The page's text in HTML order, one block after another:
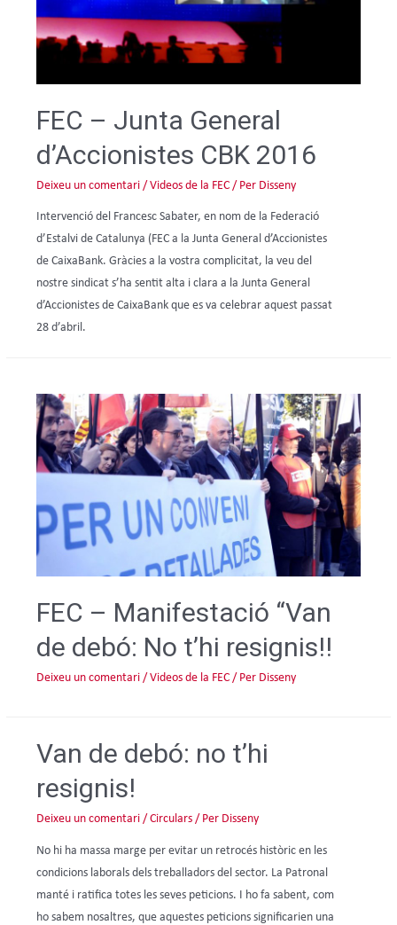
FEC – Junta General
d’Accionistes CBK 2016
Deixeu un comentari /Videos de la FEC / Per Disseny
Intervenció del Francesc Sabater, en nom de la Federació
d’Estalvi de Catalunya (FEC a la Junta General d’Accionistes
de CaixaBank. Gràcies a la vostra complicitat, la veu del
nostre sindicat s’ha sentit alta i clara a la Junta General
d’Accionistes de CaixaBank que es va celebrar aquest passat
28 d’abril.
FEC – Manifestació “Van
de debó: No t’hi resignis!!
Deixeu un comentari /Videos de la FEC / Per Disseny
Van de debó: no t’hi
resignis!
Deixeu un comentari /Circulars / Per Disseny
No hi ha massa marge per evitar un retrocés històric en les
condicions laborals dels treballadors del sector. La Patronal
manté i ratifica totes les seves peticions. I ho fa sabent, com
ho sabem nosaltres, que aquestes peticions significarien una